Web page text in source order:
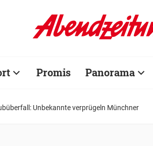
Promis Panorama
Unbekannte verprügeln Münchner